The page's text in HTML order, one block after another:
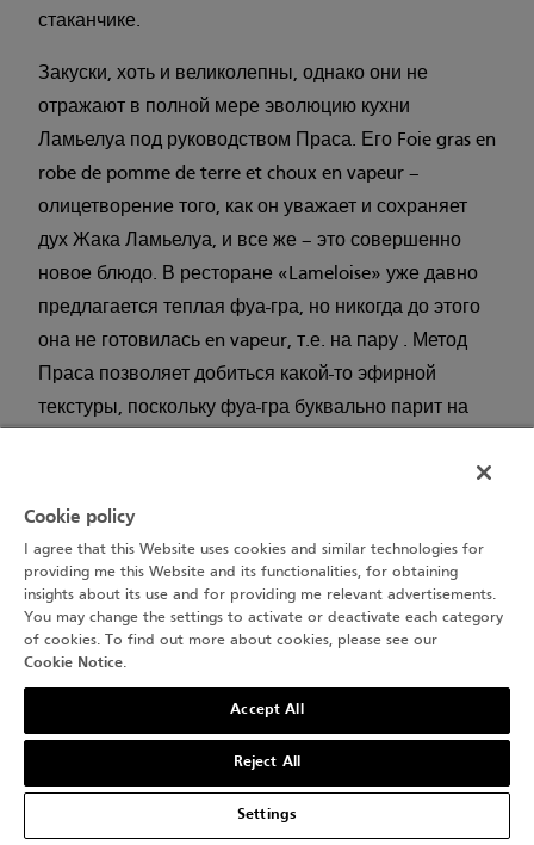
стаканчике.
Закуски, хоть и великолепны, однако они не
отражают в полной мере эволюцию кухни
Ламьелуа под руководством Праса. Его Foie gras en
robe de pomme de terre et choux en vapeur –
олицетворение того, как он уважает и сохраняет
дух Жака Ламьелуа, и все же – это совершенно
новое блюдо. В ресторане «Lameloise» уже давно
предлагается теплая фуа-гра, но никогда до этого
она не готовилась en vapeur, т.е. на пару . Метод
Праса позволяет добиться какой-то эфирной
текстуры, поскольку фуа-гра буквально парит на
соуса это блюдо становится поистине
неповторимым. Кстати, по давней традиции
щедрости, в ресторане на столике всегда стоит
небольшой соусник с трюфельным соусом.
Cookie policy
I agree that this Website uses cookies and similar technologies for
providing me this Website and its functionalities, for obtaining
insights about its use and for providing me relevant advertisements.
You may change the settings to activate or deactivate each category
of cookies. To find out more about cookies, please see our
Cookie Notice.
Accept All
Reject All
Settings